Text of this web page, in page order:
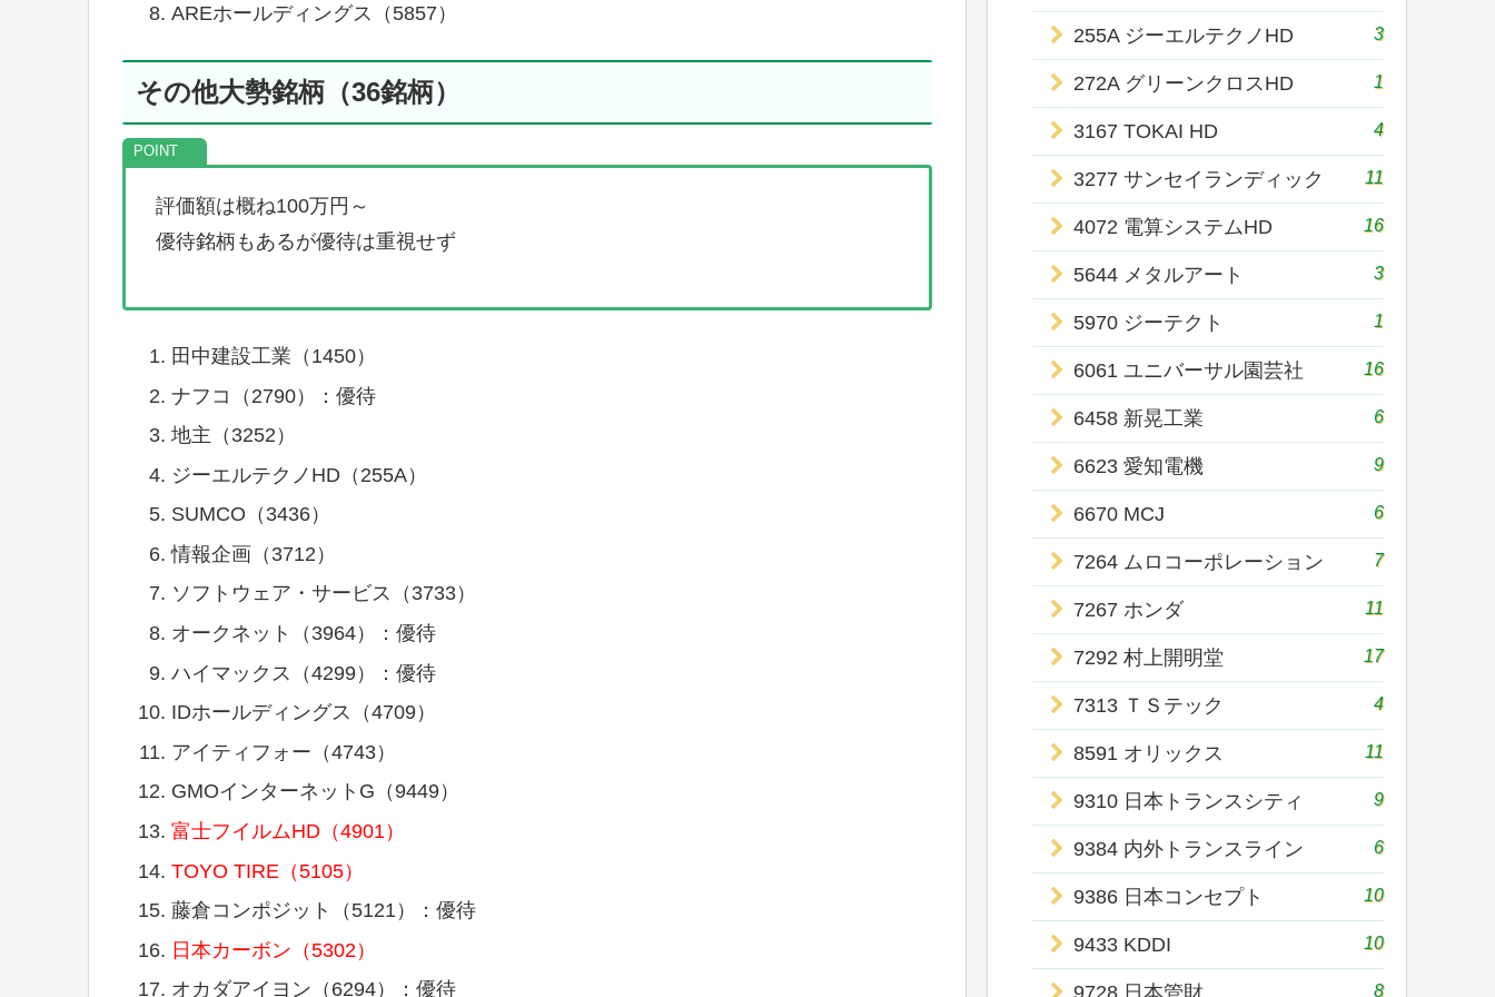
AREホールディングス（5857）
その他大勢銘柄（36銘柄）
評価額は概ね100万円～
優待銘柄もあるが優待は重視せず
田中建設工業（1450）
ナフコ（2790）：優待
地主（3252）
ジーエルテクノHD（255A）
SUMCO（3436）
情報企画（3712）
ソフトウェア・サービス（3733）
オークネット（3964）：優待
ハイマックス（4299）：優待
IDホールディングス（4709）
アイティフォー（4743）
GMOインターネットG（9449）
富士フイルムHD（4901）
TOYO TIRE（5105）
藤倉コンポジット（5121）：優待
日本カーボン（5302）
オカダアイヨン（6294）：優待
255A ジーエルテクノHD 3
272A グリーンクロスHD 1
3167 TOKAI HD 4
3277 サンセイランディック 11
4072 電算システムHD 16
5644 メタルアート 3
5970 ジーテクト 1
6061 ユニバーサル園芸社 16
6458 新晃工業 6
6623 愛知電機 9
6670 MCJ 6
7264 ムロコーポレーション 7
7267 ホンダ 11
7292 村上開明堂 17
7313 ＴＳテック 4
8591 オリックス 11
9310 日本トランスシティ 9
9384 内外トランスライン 6
9386 日本コンセプト 10
9433 KDDI 10
9728 日本管財 8